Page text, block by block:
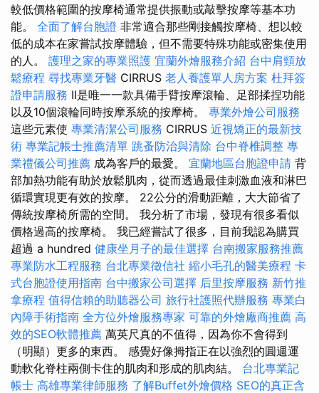
較低價格範圍的按摩椅通常提供振動或敲擊按摩等基本功
能。 全面了解台胞證 非常適合那些剛接觸按摩椅、想以較
低的成本在家嘗試按摩體驗，但不需要特殊功能或密集使用
的人。 護理之家的專業照護 宜蘭外燴服務介紹 台中肩頸放
鬆療程 尋找專業牙醫 CIRRUS 老人養護單人房方案 杜拜簽
證申請服務 II是唯一一款具備手臂按摩滾輪、足部揉捏功能
以及10個滾輪同時按摩系統的按摩椅。 專業外燴公司服務
這些元素使 專業清潔公司服務 CIRRUS 近視矯正的最新技
術 專業記帳士推薦清單 跳蚤防治與清除 台中脊椎調整 專
業禮儀公司推薦 成為客戶的最愛。 宜蘭地區台胞證申請 背
部加熱功能有助於放鬆肌肉，從而透過最佳刺激血液和淋巴
循環實現更有效的按摩。 22公分的滑動距離，大大節省了
傳統按摩椅所需的空間。 我分析了市場，發現有很多看似
價格過高的按摩椅。 我已經嘗試了很多，目前我認為購買
超過 a hundred 健康坐月子的最佳選擇 台南搬家服務推薦
專業防水工程服務 台北專業徵信社 縮小毛孔的醫美療程 卡
式台胞證使用指南 台中搬家公司選擇 后里按摩服務 新竹推
拿療程 值得信賴的助聽器公司 旅行社護照代辦服務 專業白
內障手術指南 全方位外燴服務專家 可靠的外燴廠商推薦 高
效的SEO軟體推薦 萬英尺真的不值得，因為你不會得到
（明顯）更多的東西。 感覺好像拇指正在以強烈的圓週運
動軟化脊柱兩側卡住的肌肉和形成的肌肉結。 台北專業記
帳士 高雄專業律師服務 了解Buffet外燴價格 SEO的真正含